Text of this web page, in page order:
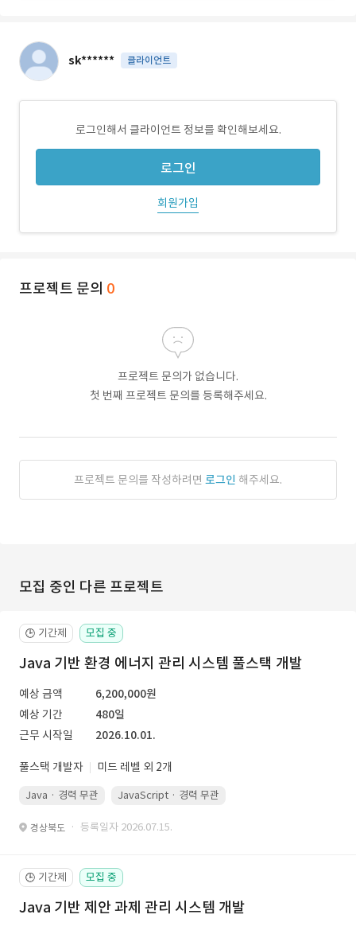
sk****** 클라이언트
로그인해서 클라이언트 정보를 확인해보세요.
로그인
회원가입
프로젝트 문의 0
프로젝트 문의가 없습니다.
첫 번째 프로젝트 문의를 등록해주세요.
프로젝트 문의를 작성하려면 로그인 해주세요.
모집 중인 다른 프로젝트
🕒 기간제 모집 중
Java 기반 환경 에너지 관리 시스템 풀스택 개발
예상 금액
6,200,000원
예상 기간
480일
근무 시작일
2026.10.01.
풀스택 개발자 미드 레벨 외 2개
Java · 경력 무관 JavaScript · 경력 무관
경상북도 · 등록일자 2026.07.15.
🕒 기간제 모집 중
Java 기반 제안 과제 관리 시스템 개발